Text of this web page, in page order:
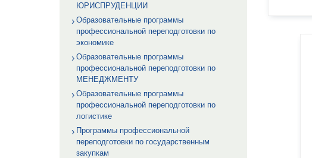
ЮРИСПРУДЕНЦИИ
Образовательные программы
профессиональной переподготовки по
экономике
Образовательные программы
профессиональной переподготовки по
МЕНЕДЖМЕНТУ
Образовательные программы
профессиональной переподготовки по
логистике
Программы профессиональной
переподготовки по государственным
закупкам